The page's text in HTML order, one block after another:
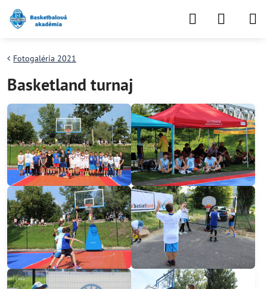
Fotogaléria 2021
Basketland turnaj